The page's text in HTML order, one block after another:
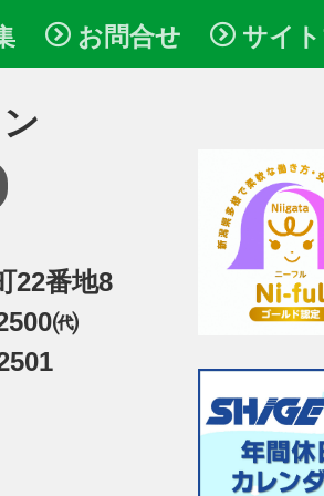
お問合せ サイ
22番地8
㈹